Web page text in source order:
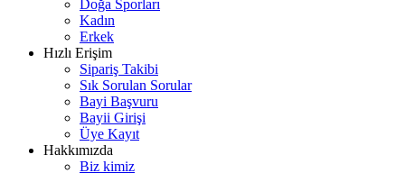
Doğa Sporları
Kadın
Erkek
Hızlı Erişim
Sipariş Takibi
Sık Sorulan Sorular
Bayi Başvuru
Bayii Girişi
Üye Kayıt
Hakkımızda
Biz kimiz